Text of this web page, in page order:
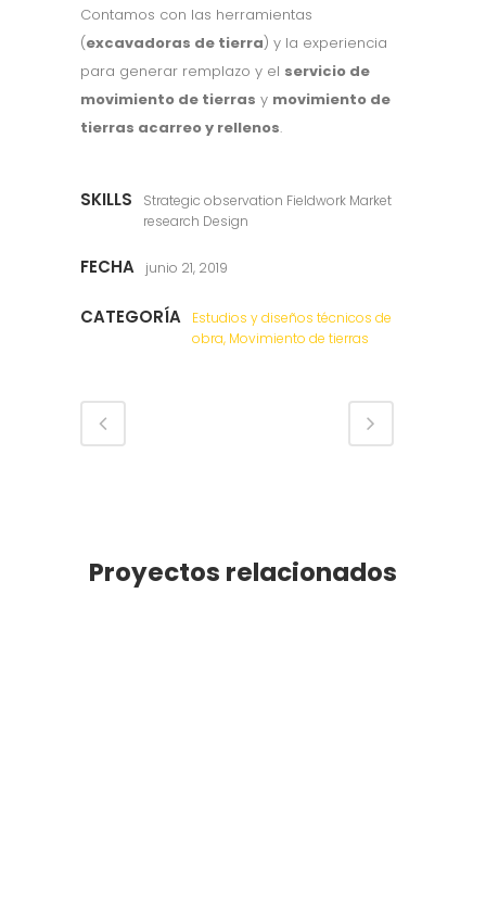
Contamos con las herramientas
(excavadoras de tierra) y la experiencia
para generar remplazo y el servicio de
movimiento de tierras y movimiento de
tierras acarreo y rellenos.
SKILLS
Strategic observation Fieldwork Market
research Design
FECHA junio 21, 2019
CATEGORÍA
Estudios y diseños técnicos de
obra, Movimiento de tierras
Proyectos relacionados